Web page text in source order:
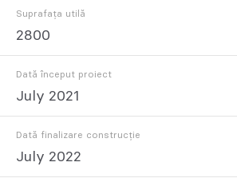
Suprafața utilă
2800
Dată început proiect
July 2021
Dată finalizare construcție
July 2022